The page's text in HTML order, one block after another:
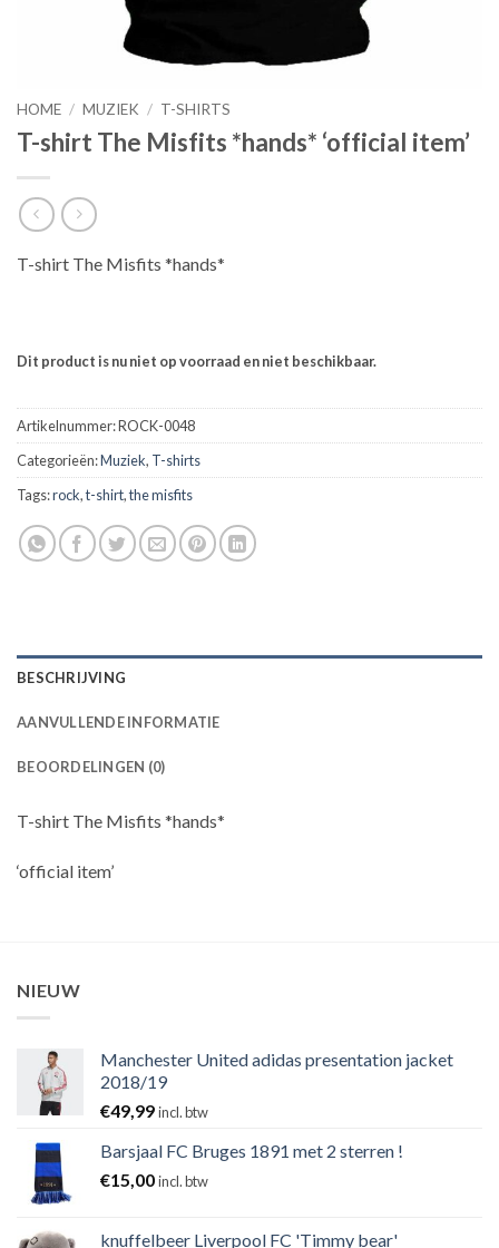
HOME / MUZIEK / T-SHIRTS
T-shirt The Misfits *hands* ‘official item’
T-shirt The Misfits *hands*
Dit product is nu niet op voorraad en niet beschikbaar.
Artikelnummer:ROCK-0048
Categorieën:Muziek, T-shirts
Tags:rock,t-shirt,the misfits
BESCHRIJVING
AANVULLENDE INFORMATIE
BEOORDELINGEN (0)
T-shirt The Misfits *hands*
‘official item’
NIEUW
Manchester United adidas presentation jacket
2018/19
€49,99incl. btw
Barsjaal FC Bruges 1891 met 2 sterren !
€15,00incl. btw
knuffelbeer Liverpool FC 'Timmy bear'